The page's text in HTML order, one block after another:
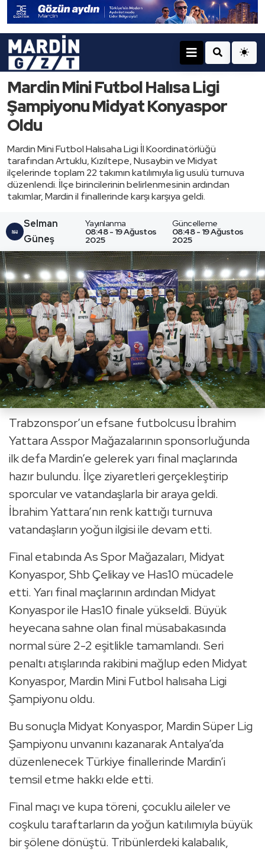
Mardin Mini Futbol Halısa Ligi
Şampiyonu Midyat Konyaspor
Oldu
Mardin Mini Futbol Halısaha Ligi İl Koordinatörlüğü
tarafından Artuklu, Kızıltepe, Nusaybin ve Midyat
ilçelerinde toplam 22 takımın katılımıyla lig usulü turnuva
düzenlendi. İlçe birincilerinin belirlenmesinin ardından
takımlar, Mardin il finallerinde karşı karşıya geldi.
Selman
Güneş
Yayınlanma
08:48 - 19 Ağustos
2025
Güncelleme
08:48 - 19 Ağustos
2025
Trabzonspor’un efsane futbolcusu İbrahim
Yattara Asspor Mağazalarının sponsorluğunda
ilk defa Mardin’e gelerek yarı final maçlarında
hazır bulundu. İlçe ziyaretleri gerçekleştirip
sporcular ve vatandaşlarla bir araya geldi.
İbrahim Yattara’nın renk kattığı turnuva
vatandaşların yoğun ilgisi ile devam etti.
Final etabında As Spor Mağazaları, Midyat
Konyaspor, Shb Çelikay ve Has10 mücadele
etti. Yarı final maçlarının ardından Midyat
Konyaspor ile Has10 finale yükseldi. Büyük
heyecana sahne olan final müsabakasında
normal süre 2-2 eşitlikle tamamlandı. Seri
penaltı atışlarında rakibini mağlup eden Midyat
Konyaspor, Mardin Mini Futbol halısaha Ligi
Şampiyonu oldu.
Bu sonuçla Midyat Konyaspor, Mardin Süper Lig
Şampiyonu unvanını kazanarak Antalya’da
düzenlenecek Türkiye finallerinde Mardin’i
temsil etme hakkı elde etti.
Final maçı ve kupa töreni, çocuklu aileler ve
coşkulu taraftarların da yoğun katılımıyla büyük
bir şölene dönüştü. Tribünlerdeki kalabalık,